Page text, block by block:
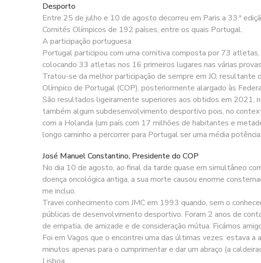
Desporto
Entre 25 de julho e 10 de agosto decorreu em Paris a 33.ª
Comités Olímpicos de 192 países, entre os quais Portugal.
A participação portuguesa
Portugal participou com uma comitiva composta por 73
colocando 33 atletas nos 16 primeiros lugares nas várias
Tratou-se da melhor participação de sempre em JO,
Olímpico de Portugal (COP), posteriormente alargado às
São resultados ligeiramente superiores aos obtidos em 2021,
também algum subdesenvolvimento desportivo pois, no
com a Holanda (um país com 17 milhões de habitantes e
longo caminho a percorrer para Portugal ser uma média
José Manuel Constantino, Presidente do COP
No dia 10 de agosto, ao final da tarde quase em simultâneo
doença oncológica antiga, a sua morte causou enorme
me incluo.
Travei conhecimento com JMC em 1993 quando, sem o
públicas de desenvolvimento desportivo. Foram 2 anos de
de empatia, de amizade e de consideração mútua. Ficámos
Foi em Vagos que o encontrei uma das últimas vezes: estava
minutos apenas para o cumprimentar e dar um abraço (a
Lisboa.